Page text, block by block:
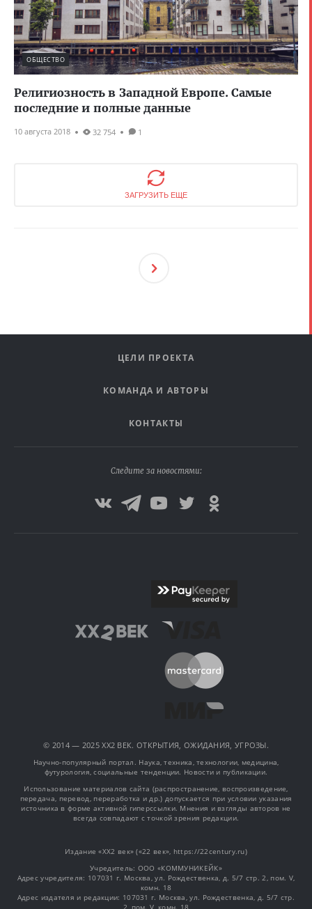
ОБЩЕСТВО
Религиозность в Западной Европе. Самые
последние и полные данные
10 августа 2018 32 754 1
ЗАГРУЗИТЬ ЕЩЕ
Ующ
ЦЕЛИ ПРОЕКТА
КОМАНДА И АВТОРЫ
КОНТАКТЫ
Следите за новостями:
© 2014 — 2025 XX2 ВЕК. ОТКРЫТИЯ, ОЖИДАНИЯ, УГРОЗЫ.
Научно-популярный портал. Наука, техника, технологии, медицина,
футурология, социальные тенденции. Новости и публикации.
Использование материалов сайта (распространение, воспроизведение,
передача, перевод, переработка и др.) допускается при условии указания
источника в форме активной гиперссылки. Мнения и взгляды авторов не
всегда совпадают с точкой зрения редакции.
Издание «XX2 век» («22 век», https://22century.ru)
Учредитель: OOO «КОММУНИКЕЙК»
Адрес учредителя: 107031 г. Москва, ул. Рождественка, д. 5/7 стр. 2, пом. V,
комн. 18
Адрес издателя и редакции: 107031 г. Москва, ул. Рождественка, д. 5/7 стр.